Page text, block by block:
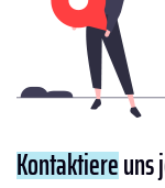
Kontaktiereuns